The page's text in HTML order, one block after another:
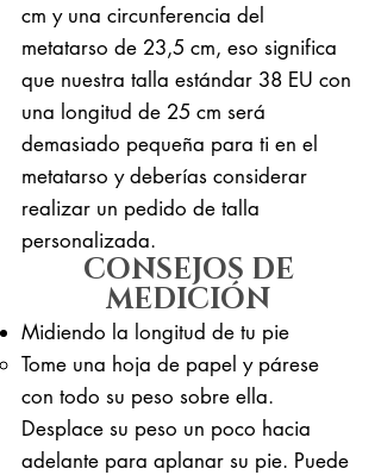
cm y una circunferencia del
metatarso de 23,5 cm, eso significa
que nuestra talla estándar 38 EU con
una longitud de 25 cm será
demasiado pequeña para ti en el
metatarso y deberías considerar
realizar un pedido de talla
personalizada.
CONSEJOS DE
MEDICIÓN
Midiendo la longitud de tu pie
Tome una hoja de papel y párese
con todo su peso sobre ella. ​
Desplace su peso un poco hacia
adelante para aplanar su pie. Puede